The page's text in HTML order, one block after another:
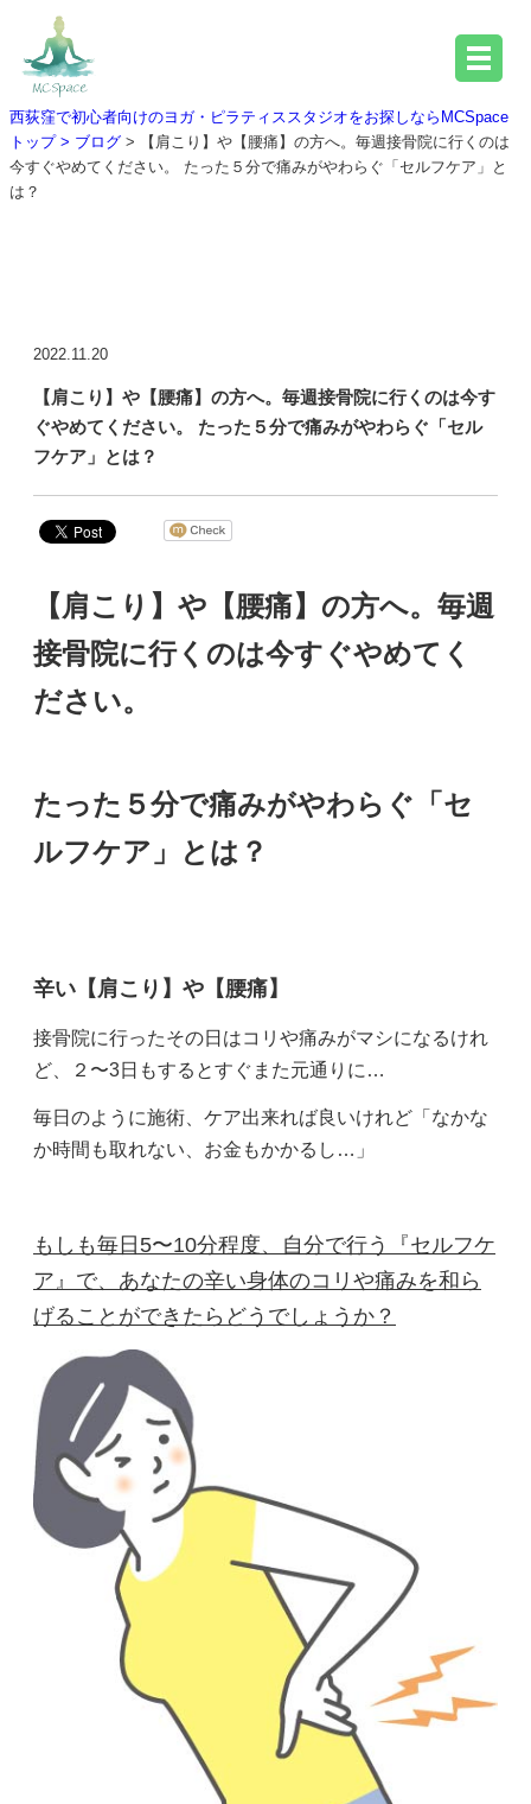
西荻窪で初心者向けのヨガ・ピラティススタジオをお探しならMCSpace
トップ > ブログ > 【肩こり】や【腰痛】の方へ。毎週接骨院に行くのは
今すぐやめてください。 たった５分で痛みがやわらぐ「セルフケア」と
は？
2022.11.20
【肩こり】や【腰痛】の方へ。毎週接骨院に行くのは今す
ぐやめてください。 たった５分で痛みがやわらぐ「セル
フケア」とは？
【肩こり】や【腰痛】の方へ。毎週
接骨院に行くのは今すぐやめてく
ださい。
たった５分で痛みがやわらぐ「セ
ルフケア」とは？
辛い【肩こり】や【腰痛】
接骨院に行ったその日はコリや痛みがマシになるけれ
ど、２〜3日もするとすぐまた元通りに…
毎日のように施術、ケア出来れば良いけれど「なかな
か時間も取れない、お金もかかるし…」
もしも毎日5〜10分程度、自分で行う『セルフケ
ア』で、あなたの辛い身体のコリや痛みを和ら
げることができたらどうでしょうか？